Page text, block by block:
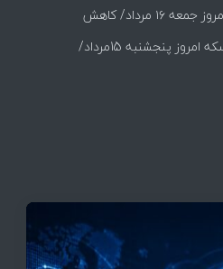
قیمت طلا و سکه امروز جمعه ۱۶ مرداد/ کاهش
قیمت طلا، دلار و سکه امروز پنجشنبه 15مرداد/